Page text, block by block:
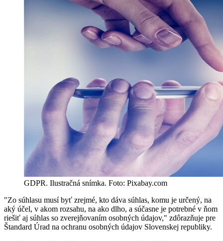
GDPR. Ilustračná snímka. Foto: Pixabay.com
"Zo súhlasu musí byť zrejmé, kto dáva súhlas, komu je určený, na
aký účel, v akom rozsahu, na ako dlho, a súčasne je potrebné v ňom
riešiť aj súhlas so zverejňovaním osobných údajov," zdôrazňuje pre
Štandard Úrad na ochranu osobných údajov Slovenskej republiky.